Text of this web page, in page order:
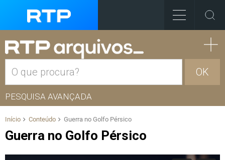
OK
PESQUISA AVANÇADA
Início Conteúdo Guerra no Golfo Pérsico
Guerra no Golfo Pérsico